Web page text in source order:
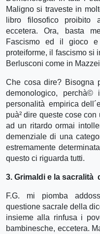
Maligno si traveste in
libro filosofico proibito
eccetera. Ora, basta
Fascismo ed il gioco e
proteiforme, il fascismo si
Berlusconi come in
Che cosa dire? Bisogna
demonologico, perchà©
personalità empirica
puà² dire queste cose con
ad un ritardo ormai
demenziale di una
estremamente
questo ci riguarda tutti.
3. Grimaldi e la sacralità
F.G. mi piomba
questione sacrale della
insieme alla rinfusa i
bambinesche, eccetera.